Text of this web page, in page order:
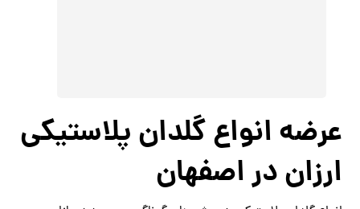
عرضه انواع گلدان پلاستیکی
ارزان در اصفهان